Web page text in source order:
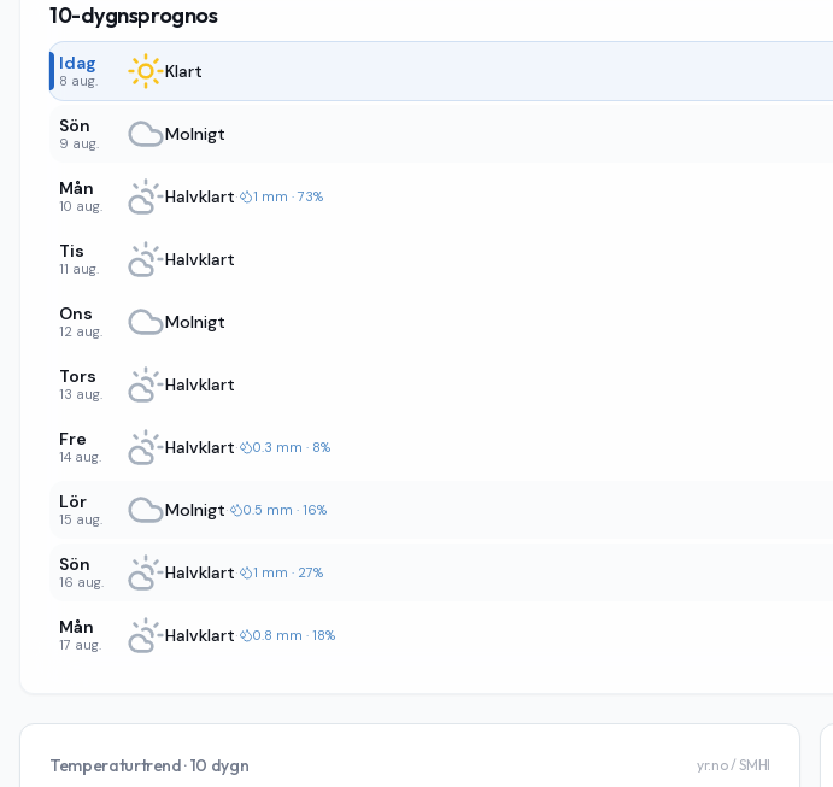
10-dygnsprognos
Idag
8 aug. Klart
Sön
9 aug. Molnigt
Mån
10 aug. Halvklart· 1 mm · 73%
Tis
11 aug. Halvklart
Ons
12 aug. Molnigt
Tors
13 aug. Halvklart
Fre
14 aug. Halvklart· 0.3 mm · 8%
Lör
15 aug. Molnigt· 0.5 mm · 16%
Sön
16 aug. Halvklart· 1 mm · 27%
Mån
17 aug. Halvklart· 0.8 mm · 18%
Temperaturtrend · 10 dygn yr.no / SMHI